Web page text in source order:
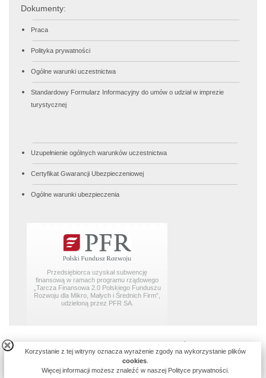
Korzystanie z tej witryny oznacza wyrażenie zgody na wykorzystanie plików
cookies.
Więcej informacji możesz znaleźć w naszej Polityce prywatności.
Dokumenty:
Praca
Polityka prywatności
Ogólne warunki uczestnictwa
Standardowy Formularz Informacyjny do umów o udział w imprezie
turystycznej
Uzupełnienie ogólnych warunków uczestnictwa
Certyfikat Gwarancji Ubezpieczeniowej
Ogólne warunki ubezpieczenia
Przedsiębiorca uzyskał subwencję
finansową w ramach programu rządowego
„Tarcza Finansowa 2.0 Polskiego Funduszu
Rozwoju dla Mikro, Małych i Średnich Firm”,
udzieloną przez PFR SA.
ul. Meliorantów 8, 60-447 Poznań | tel./fax(61) 851-31-18 |biuro@regent.pl|
Kontakt